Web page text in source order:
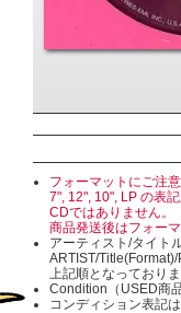
フォーマットにご注意
7", 12", 10", LP の表
CDではありません。
商品発送後はフォー
アーティスト/タイト
ARTIST/
上記順となっておりま
Condition（USED商
コンディション表記